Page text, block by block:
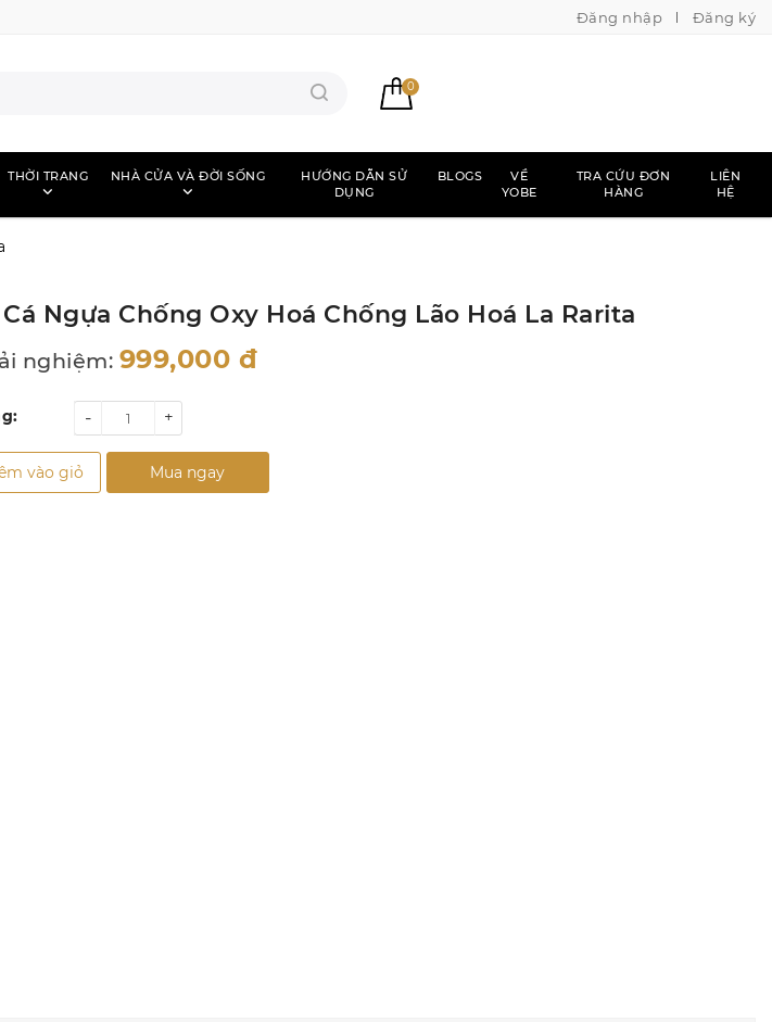
Đăng nhập Đăng ký
0
THỜI TRANG NHÀ CỬA VÀ ĐỜI SỐNG
HƯỚNG DẪN SỬ
DỤNG
BLOGS
VỀ
YOBE
TRA CỨU ĐƠN
HÀNG
LIÊN
HỆ
Ngựa Chống Oxy Hoá Chống Lão Hoá La Rarita
nghiệm: 999,000 đ
+
-
vào giỏ Mua ngay